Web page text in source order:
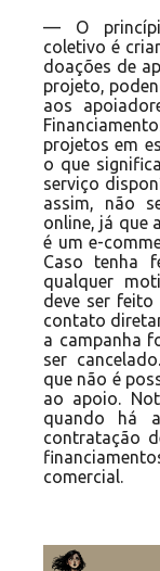
— O
coletivo é
doações de
projeto,
aos
projetos em
o que
serviço
assim, não
online, já que
é um e-
Caso tenha
qualquer
deve ser feito
contato
a campanha
ser
que não é
ao apoio.
quando há
contratação
comercial.